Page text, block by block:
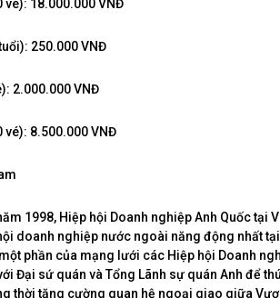
vé): 18.000.000 VNĐ
250.000 VNĐ
2.000.000 VNĐ
vé): 8.500.000 VNĐ
1998, Hiệp hội Doanh nghiệp Anh Quốc tại
doanh nghiệp nước ngoài năng động nhất
phần của mạng lưới các Hiệp hội Doanh
Đại sứ quán và Tổng Lãnh sự quán Anh để
thời tăng cường quan hệ ngoại giao giữa